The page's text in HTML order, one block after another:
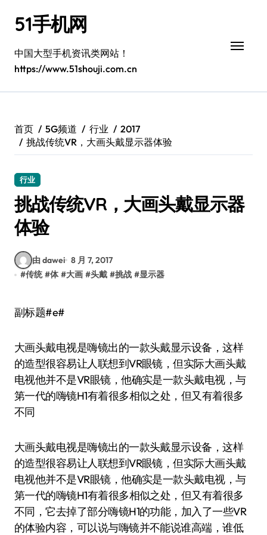
51手机网
中国大型手机资讯类网站！
https://www.51shouji.com.cn
首页 5G频道 行业
2017
挑战传统VR，大画头戴显示器体验
行业
挑战传统VR，大画头戴显示器
体验
由 dawei 8 月 7, 2017
#传统 #体 #大画 #头戴 #挑战 #显示器
副标题#e#
大画头戴电视是嗨镜出的一款头戴显示设备，这样
的造型很容易让人联想到VR眼镜，但实际大画头戴
电视他并不是VR眼镜，他确实是一款头戴电视，与
第一代的嗨镜H1有着很多相似之处，但又有着很多
不同
大画头戴电视是嗨镜出的一款头戴显示设备，这样
的造型很容易让人联想到VR眼镜，但实际大画头戴
电视他并不是VR眼镜，他确实是一款头戴电视，与
第一代的嗨镜H1有着很多相似之处，但又有着很多
不同，它去掉了部分嗨镜H1的功能，加入了一些VR
的体验内容，可以说与嗨镜并不能说谁高端，谁低